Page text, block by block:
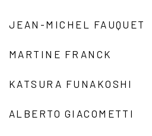
JEAN-MICHEL FAUQUET
MARTINE FRANCK
KATSURA FUNAKOSHI
ALBERTO GIACOMETTI